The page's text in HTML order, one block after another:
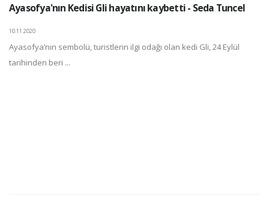
Ayasofya'nın Kedisi Gli hayatını kaybetti - Seda Tuncel
10.11.2020
Ayasofya’nın sembolü, turistlerin ilgi odağı olan kedi Gli, 24 Eylül
tarihinden beri ...